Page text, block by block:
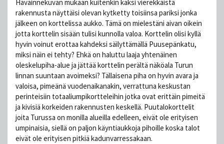
Havainnekuvan mukaan kuitenkin kaksi vierekkäistä
rakennusta näyttäisi olevan kytketty toisiinsa pariksi jonka
jälkeen on korttelissa aukko. Tämä on mielestäni aivan oikein
jotta korttelin sisään tulisi kunnolla valoa. Korttelin olisi kyllä
hyvin voinut erottaa kahdeksi säilyttämällä Puusepänkatu,
miksi näin ei tehty? Ehkä on haluttu laaja yhtenäinen
oleskelupiha-alue ja jättää korttelin perältä näköala Turun
linnan suuntaan avoimeksi? Tällaisena piha on hyvin avara ja
valoisa, pimeänä vuodenaikanakin, verrattuna keskustan
perinteisiin totaaliumpikortteleihin jotka ovat erittäin pimeitä
ja kivisiä korkeiden rakennusten keskellä. Puutalokorttelit
joita Turussa on monilla alueilla edelleen, eivät ole erityisen
umpinaisia, siellä on paljon käyntiaukkoja pihoille koska talot
eivät ole erityisen pitkiä kadunvarressakaan.